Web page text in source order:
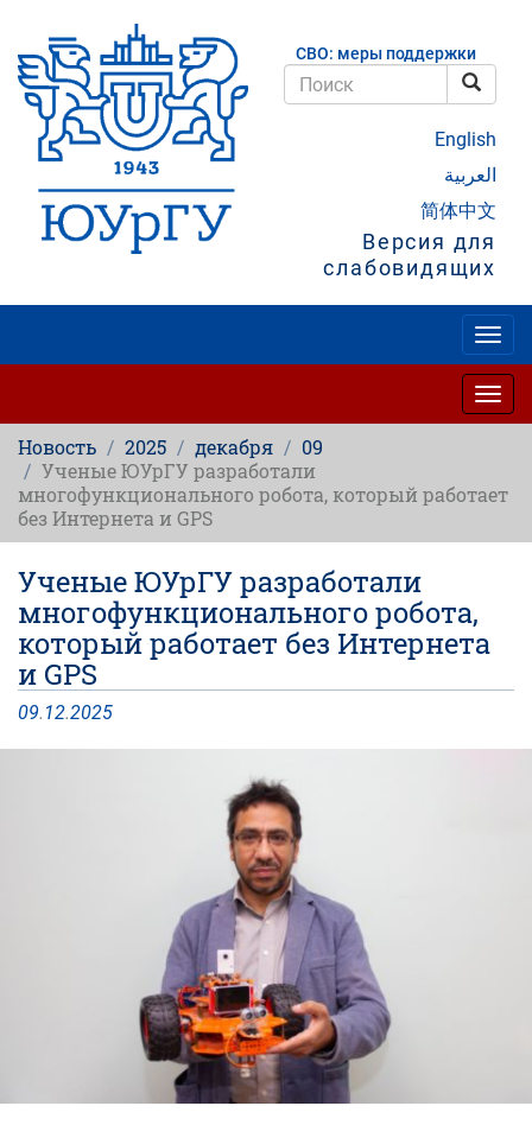
основному
содержанию
СВО: меры поддержки
English
العربية
简体中文
Версия для
слабовидящих
Новость 2025 декабря
09
Ученые ЮУрГУ разработали
многофункционального робота, который работает
без Интернета и GPS
Ученые ЮУрГУ разработали
многофункционального робота,
который работает без Интернета
и GPS
09. 12.2025